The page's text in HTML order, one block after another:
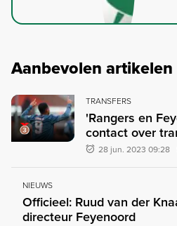
Aanbevolen artikelen
TRANSFERS
'Rangers en
contact over
28 jun. 2023 09:28
NIEUWS
Officieel: Ruud van der
directeur Feyenoord